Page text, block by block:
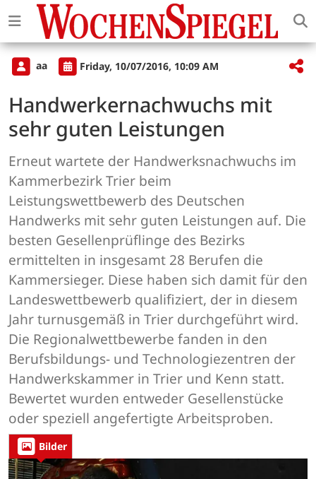
aa Friday, 10/07/2016, 10:09 AM
Handwerkernachwuchs mit
sehr guten Leistungen
Erneut wartete der Handwerksnachwuchs im
Kammerbezirk Trier beim
Leistungswettbewerb des Deutschen
Handwerks mit sehr guten Leistungen auf. Die
besten Gesellenprüflinge des Bezirks
ermittelten in insgesamt 28 Berufen die
Kammersieger. Diese haben sich damit für den
Landeswettbewerb qualifiziert, der in diesem
Jahr turnusgemäß in Trier durchgeführt wird.
Die Regionalwettbewerbe fanden in den
Berufsbildungs- und Technologiezentren der
Handwerkskammer in Trier und Kenn statt.
Bewertet wurden entweder Gesellenstücke
oder speziell angefertigte Arbeitsproben.
Bilder